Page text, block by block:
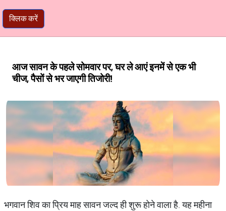
क्लिक करें
आज सावन के पहले सोमवार पर, घर ले आएं इनमें से एक भी
चीज, पैसों से भर जाएगी तिजोरी!
भगवान शिव का प्रिय माह सावन जल्द ही शुरू होने वाला है. यह महीना